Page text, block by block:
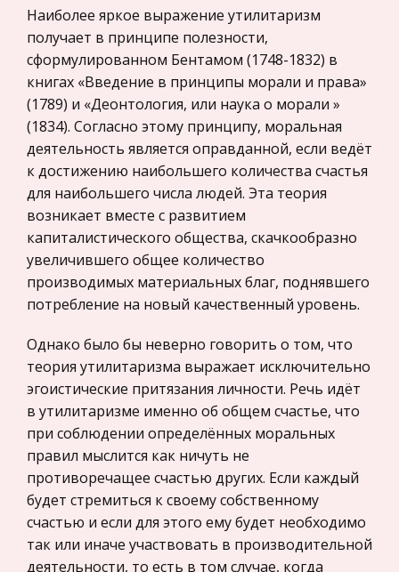
Теория государства и права
История отечественного государства и
права
Микроэкономика, экономика предприятия,
предпринимательство
Нероссийское законодательство
Международные экономические и валютно-
кредитные отношения
Политология, Политистория
Биржевое дело
Радиоэлектроника
Медицина
Пищевые продукты
Конституционное (государственное) право
зарубежных стран
Государственное регулирование, Таможня,
Налоги
Транспорт
Жилищное право
Гражданское право
«быть» означает наличествов
Международные аспекты экологической
политики
Введение ……………………………….
…………………………………………...….…. 3 Глава I . Система
инструментов экологической политики …………...….
…..…..... 4 1.1. Система экономических
инструментов природопользования и охраны
окружающе
Журналистика Швеции
Население около 8,6 млн. человек, 96 % которых
— шведы. Вся территория разбита на 24 лена.
король. Государственная церковь —
лютеранская. Ни одна из стран ми
Республика Беларусь. Брестская область
Высокой награды она удостоена за активное
участие в партизанском движении, мужество и
стойкость, проявленные трудящимися в борьбе
с немецко-фашистскими захватчиками в период
Великой Отечественной войн
Наиболее яркое выражение утилитаризм
получает в принципе полезности,
сформулированном Бентамом (1748-1832) в
книгах «Введение в принципы морали и права»
(1789) и «Деонтология, или наука о морали »
(1834). Согласно этому принципу, моральная
деятельность является оправданной, если ведёт
к достижению наибольшего количества счастья
для наибольшего числа людей. Эта теория
возникает вместе с развитием
капиталистического общества, скачкообразно
увеличившего общее количество
производимых материальных благ, поднявшего
потребление на новый качественный уровень.
Однако было бы неверно говорить о том, что
теория утилитаризма выражает исключительно
эгоистические притязания личности. Речь идёт
в утилитаризме именно об общем счастье, что
при соблюдении определённых моральных
правил мыслится как ничуть не
противоречащее счастью других. Если каждый
будет стремиться к своему собственному
счастью и если для этого ему будет необходимо
так или иначе участвовать в производительной
деятельности, то есть в том случае, когда